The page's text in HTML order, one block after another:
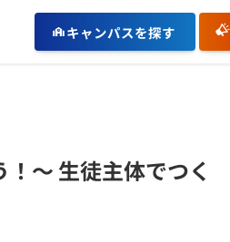
キャンパスを探す
〜 生徒主体でつく